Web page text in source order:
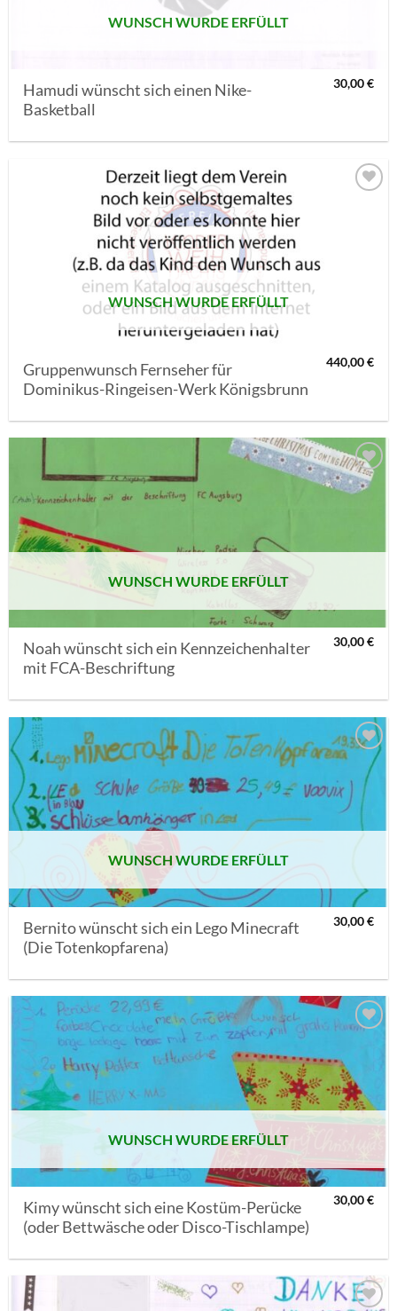
WUNSCH WURDE ERFÜLLT
Hamudi wünscht sich einen Nike-
Basketball
30,00€
WUNSCH WURDE ERFÜLLT
Gruppenwunsch Fernseher für
Dominikus-Ringeisen-Werk Königsbrunn
440,00€
AUF MEINE
WUNSCH WURDE ERFÜLLT
Noah wünscht sich ein Kennzeichenhalter
mit FCA-Beschriftung
30,00€
AUF MEINE
MERKLISTE
SETZEN
WUNSCH WURDE ERFÜLLT
Bernito wünscht sich ein Lego Minecraft
(Die Totenkopfarena)
30,00€
AUF MEINE
MERKLISTE
SETZEN
WUNSCH WURDE ERFÜLLT
Kimy wünscht sich eine Kostüm-Perücke
(oder Bettwäsche oder Disco-Tischlampe)
30,00€